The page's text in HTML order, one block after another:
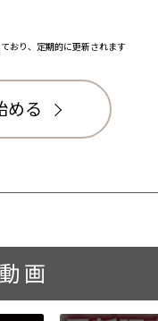
おり、定期的に更新されます
める
画